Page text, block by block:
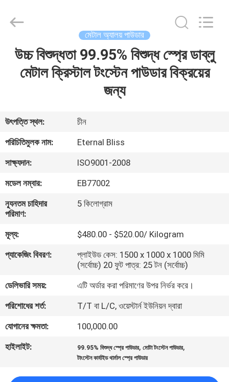
বাড়ি
ভিডিও
সম্পর্কে
কারখানা
মান
যোগাযোগ
করুন
Forging
Rights
Reserved.
মেটাল অ্যালয় পাউডার
উচ্চ বিশুদ্ধতা 99.95% বিশুদ্ধ স্প্রে ডাব্লু
মেটাল ক্রিস্টাল টংস্টেন পাউডার বিক্রয়ের
জন্য
উৎপত্তি স্থল:
চীন
পরিচিতিমুলক নাম:
Eternal Bliss
সাক্ষ্যদান:
ISO9001-2008
মডেল নম্বার:
EB77002
ন্যূনতম চাহিদার
পরিমাণ:
5 কিলোগ্রাম
মূল্য:
$480.00 - $520.00/ Kilogram
প্যাকেজিং বিবরণ:
প্লাইউড কেস: 1500 x 1000 x 1000 মিমি
(সর্বোচ্চ) 20 ফুট পাত্র: 25 টন (সর্বোচ্চ)
ডেলিভারি সময়:
এটি অর্ডার করা পরিমাণের উপর নির্ভর করে।
পরিশোধের শর্ত:
T/T বা L/C, ওয়েস্টার্ন ইউনিয়ন দ্বারা
যোগানের ক্ষমতা:
100,000.00
হাইলাইট:
99.95% বিশুদ্ধ স্প্রে পাউডার,মোটা টংস্টেন পাউডার,
টাংস্টেন কার্বাইড থার্মাল স্প্রে পাউডার